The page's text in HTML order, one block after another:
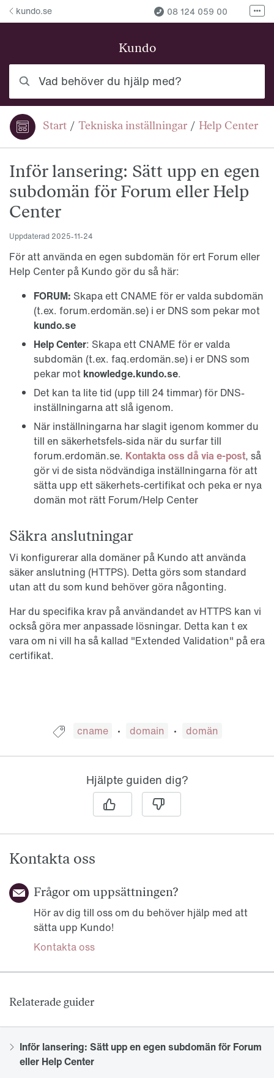
Hoppa till innehåll
Kundo
kundo.se
08 124 059 00
Fler
Du är här:Start / Tekniska inställningar / Help Center
Inför lansering: Sätt upp en egen
subdomän för Forum eller Help
Center
Uppdaterad 2025-11-24
För att använda en egen subdomän för ert Forum eller
Help Center på Kundo gör du så här:
FORUM: Skapa ett CNAME för er valda subdomän
(t.ex. forum.erdomän.se) i er DNS som pekar mot
kundo.se
Help Center: Skapa ett CNAME för er valda
subdomän (t.ex. faq.erdomän.se) i er DNS som
pekar mot knowledge.kundo.se.
Det kan ta lite tid (upp till 24 timmar) för DNS-
inställningarna att slå igenom.
När inställningarna har slagit igenom kommer du
till en säkerhetsfels-sida när du surfar till
forum.erdomän.se. Kontakta oss då via e-post, så
gör vi de sista nödvändiga inställningarna för att
sätta upp ett säkerhets-certifikat och peka er nya
domän mot rätt Forum/Help Center
Säkra anslutningar
Vi konfigurerar alla domäner på Kundo att använda
säker anslutning (HTTPS). Detta görs som standard
utan att du som kund behöver göra någonting.
Har du specifika krav på användandet av HTTPS kan vi
också göra mer anpassade lösningar. Detta kan t ex
vara om ni vill ha så kallad "Extended Validation" på era
certifikat.
Guide taggad med:
cname domain domän
Hjälpte guiden dig?
Kontakta oss
Frågor om uppsättningen?
Hör av dig till oss om du behöver hjälp med att
sätta upp Kundo!
Kontakta oss
Relaterade guider
Inför lansering: Sätt upp en egen subdomän för Forum
eller Help Center